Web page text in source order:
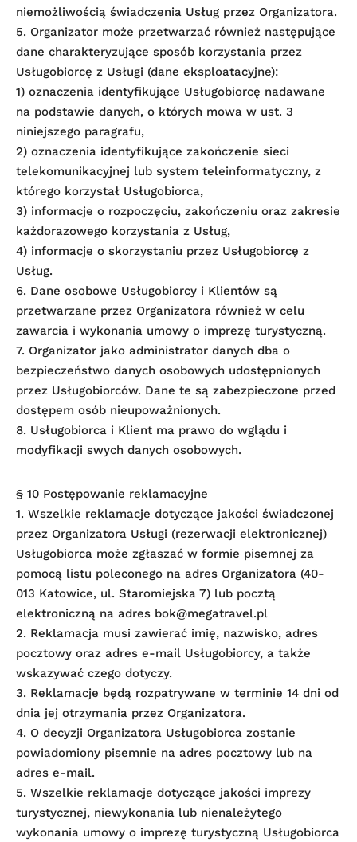
niemożliwością świadczenia Usług przez Organizatora.
5. Organizator może przetwarzać również następujące
dane charakteryzujące sposób korzystania przez
Usługobiorcę z Usługi (dane eksploatacyjne):
1) oznaczenia identyfikujące Usługobiorcę nadawane
na podstawie danych, o których mowa w ust. 3
niniejszego paragrafu,
2) oznaczenia identyfikujące zakończenie sieci
telekomunikacyjnej lub system teleinformatyczny, z
którego korzystał Usługobiorca,
3) informacje o rozpoczęciu, zakończeniu oraz zakresie
każdorazowego korzystania z Usług,
4) informacje o skorzystaniu przez Usługobiorcę z
Usług.
6. Dane osobowe Usługobiorcy i Klientów są
przetwarzane przez Organizatora również w celu
zawarcia i wykonania umowy o imprezę turystyczną.
7. Organizator jako administrator danych dba o
bezpieczeństwo danych osobowych udostępnionych
przez Usługobiorców. Dane te są zabezpieczone przed
dostępem osób nieupoważnionych.
8. Usługobiorca i Klient ma prawo do wglądu i
modyfikacji swych danych osobowych.
§ 10 Postępowanie reklamacyjne
1. Wszelkie reklamacje dotyczące jakości świadczonej
przez Organizatora Usługi (rezerwacji elektronicznej)
Usługobiorca może zgłaszać w formie pisemnej za
pomocą listu poleconego na adres Organizatora (40-
013 Katowice, ul. Staromiejska 7) lub pocztą
elektroniczną na adres bok@megatravel.pl
2. Reklamacja musi zawierać imię, nazwisko, adres
pocztowy oraz adres e-mail Usługobiorcy, a także
wskazywać czego dotyczy.
3. Reklamacje będą rozpatrywane w terminie 14 dni od
dnia jej otrzymania przez Organizatora.
4. O decyzji Organizatora Usługobiorca zostanie
powiadomiony pisemnie na adres pocztowy lub na
adres e-mail.
5. Wszelkie reklamacje dotyczące jakości imprezy
turystycznej, niewykonania lub nienależytego
wykonania umowy o imprezę turystyczną Usługobiorca